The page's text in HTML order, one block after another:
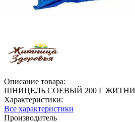
Описание товара:
ШНИЦЕЛЬ СОЕВЫЙ 200 Г
Характеристики:
Все характеристики
Производитель